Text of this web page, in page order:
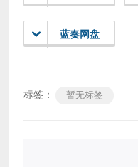
蓝奏网盘
标签： 暂无标签